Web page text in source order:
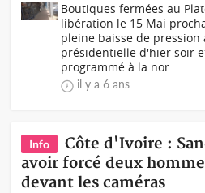
Boutiques fermées au
libération le 15 Mai
pleine baisse de pression
présidentielle d'hier soir
programmé à la nor...
il y a 6 ans
Info
Côte d'Ivoire :
avoir forcé deux
devant les caméras